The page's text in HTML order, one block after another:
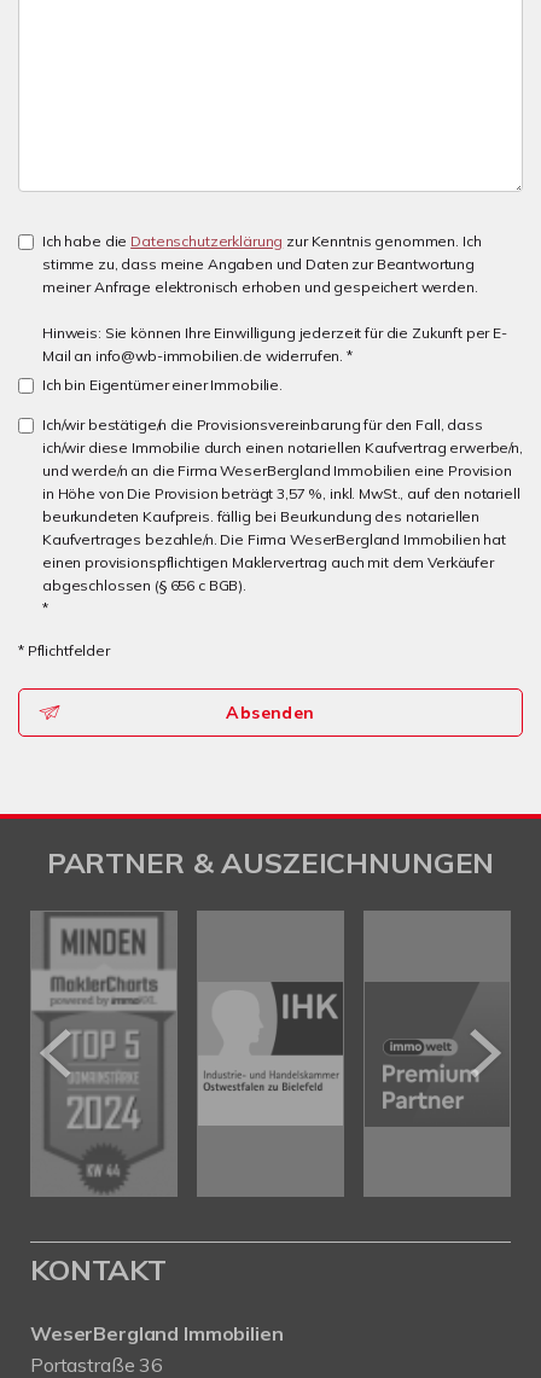
Ich habe die Datenschutzerklärung zur Kenntnis genommen. Ich
stimme zu, dass meine Angaben und Daten zur Beantwortung
meiner Anfrage elektronisch erhoben und gespeichert werden.
Hinweis: Sie können Ihre Einwilligung jederzeit für die Zukunft per E-
Mail an info@wb-immobilien.de widerrufen. *
Ich bin Eigentümer einer Immobilie.
Ich/wir bestätige/n die Provisionsvereinbarung für den Fall, dass
ich/wir diese Immobilie durch einen notariellen Kaufvertrag erwerbe/n,
und werde/n an die Firma WeserBergland Immobilien eine Provision
in Höhe von Die Provision beträgt 3,57 %, inkl. MwSt., auf den notariell
beurkundeten Kaufpreis. fällig bei Beurkundung des notariellen
Kaufvertrages bezahle/n. Die Firma WeserBergland Immobilien hat
einen provisionspflichtigen Maklervertrag auch mit dem Verkäufer
abgeschlossen (§ 656 c BGB).
*
* Pflichtfelder
Absenden
PARTNER & AUSZEICHNUNGEN
KONTAKT
WeserBergland Immobilien
Portastraße 36